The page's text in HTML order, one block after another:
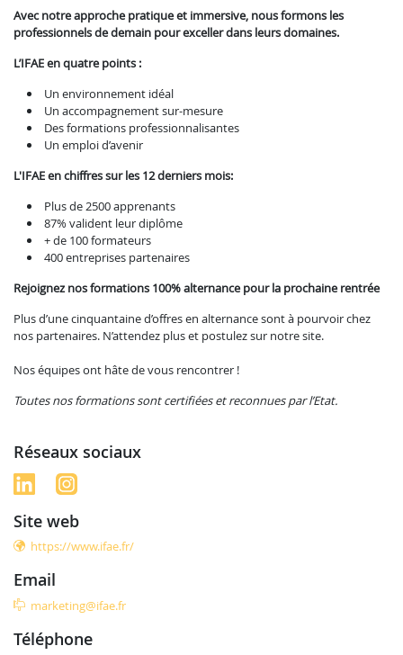
Avec notre approche pratique et immersive, nous formons les
professionnels de demain pour exceller dans leurs domaines.
L’IFAE en quatre points :
Un environnement idéal
Un accompagnement sur-mesure
Des formations professionnalisantes
Un emploi d’avenir
L'IFAE en chiffres sur les 12 derniers mois:
Plus de 2500 apprenants
87% valident leur diplôme
+ de 100 formateurs
400 entreprises partenaires
Rejoignez nos formations 100% alternance pour la prochaine rentrée
Plus d’une cinquantaine d’offres en alternance sont à pourvoir chez
nos partenaires. N’attendez plus et postulez sur notre site.
Nos équipes ont hâte de vous rencontrer !
Toutes nos formations sont certifiées et reconnues par l’Etat.
réseaux sociaux
site web
https://www.ifae.fr/
email
marketing@ifae.fr
téléphone